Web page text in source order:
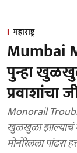
महाराष्ट्र
Mumbai
पुन्हा
प्रवाशांचा
Monorail
खुळखुळा झाल्याचं
मोनोरेलला पांढरा